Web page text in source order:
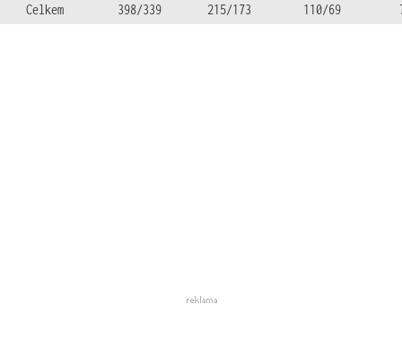
Celkem 398/339 215/173 110/69